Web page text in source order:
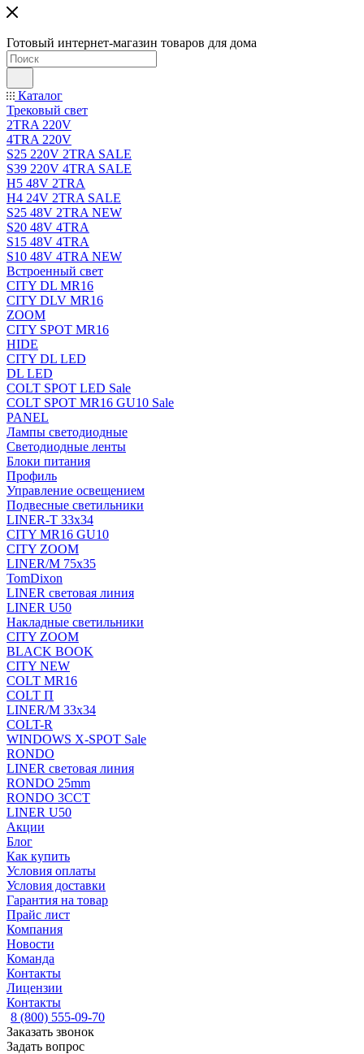
Готовый интернет-магазин товаров для дома
Каталог
Трековый свет
2TRA 220V
4TRA 220V
S25 220V 2TRA SALE
S39 220V 4TRA SALE
H5 48V 2TRA
H4 24V 2TRA SALE
S25 48V 2TRA NEW
S20 48V 4TRA
S15 48V 4TRA
S10 48V 4TRA NEW
Встроенный свет
CITY DL MR16
CITY DLV MR16
ZOOM
CITY SPOT MR16
HIDE
CITY DL LED
DL LED
COLT SPOT LED Sale
COLT SPOT MR16 GU10 Sale
PANEL
Лампы светодиодные
Светодиодные ленты
Блоки питания
Профиль
Управление освещением
Подвесные светильники
LINER-T 33x34
CITY MR16 GU10
CITY ZOOM
LINER/M 75х35
TomDixon
LINER световая линия
LINER U50
Накладные светильники
CITY ZOOM
BLACK BOOK
CITY NEW
COLT MR16
COLT П
LINER/М 33х34
COLT-R
WINDOWS X-SPOT Sale
RONDO
LINER световая линия
RONDO 25mm
RONDO 3CCT
LINER U50
Акции
Блог
Как купить
Условия оплаты
Условия доставки
Гарантия на товар
Прайс лист
Компания
Новости
Команда
Контакты
Лицензии
Контакты
8 (800) 555-09-70
Заказать звонок
Задать вопрос